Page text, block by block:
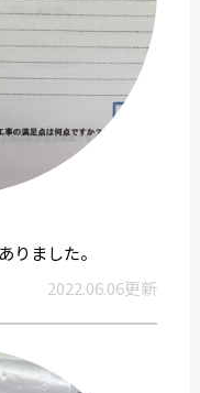
りました。
2022.06.06更新